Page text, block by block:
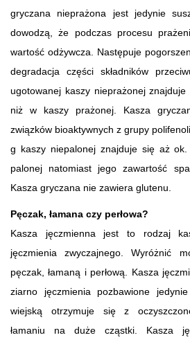
gryczana nieprażona jest jedynie
dowodzą, że podczas procesu
wartość odżywcza. Następuje
degradacja części składników
ugotowanej kaszy nieprażonej
niż w kaszy prażonej. Kasza
związków bioaktywnych z grupy
g kaszy niepalonej znajduje się aż
palonej natomiast jego zawartość
Kasza gryczana nie zawiera glutenu.
Pęczak, łamana czy perłowa?
Kasza jęczmienna jest to rodzaj
jęczmienia zwyczajnego. Wyróżnić
pęczak, łamaną i perłową. Kasza
ziarno jęczmienia pozbawione
wiejską otrzymuje się z
łamaniu na duże cząstki. Kasza